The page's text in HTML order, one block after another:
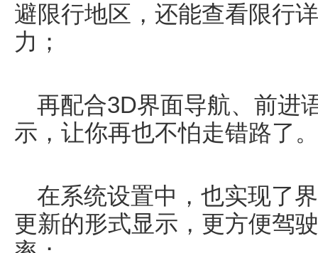
避限行地区，还能查看限行
力；
再配合3D界面导航、前进
示，让你再也不怕走错路了。
在系统设置中，也实现了
更新的形式显示，更方便驾